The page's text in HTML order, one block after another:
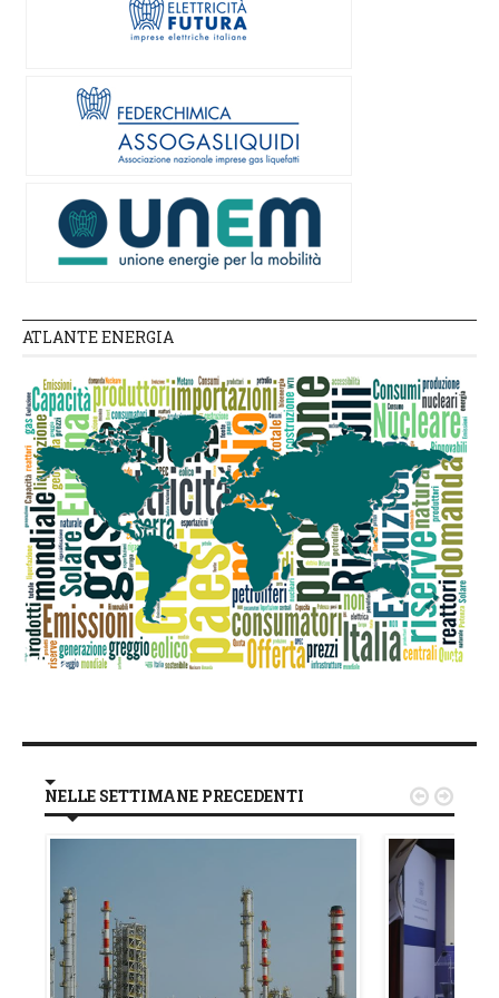
ATLANTE ENERGIA
NELLE SETTIMANE PRECEDENTI  